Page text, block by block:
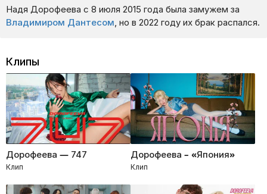
Надя Дорофеева с 8 июля 2015 года была замужем за
Владимиром Дантесом, но в 2022 году их брак распался.
Клипы
Дорофеева — 747
Клип
Дорофеева – «Япония»
Клип